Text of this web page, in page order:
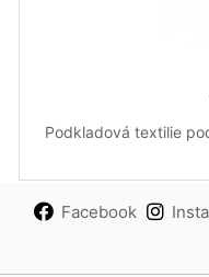
Podkladová textilie
Facebook